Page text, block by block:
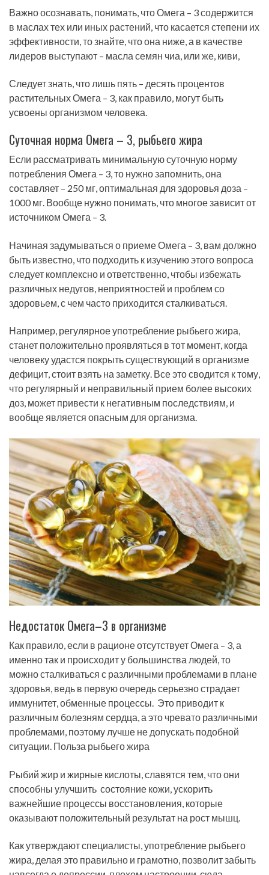
Важно осознавать, понимать, что Омега – 3 содержится
в маслах тех или иных растений, что касается степени их
эффективности, то знайте, что она ниже, а в качестве
лидеров выступают – масла семян чиа, или же, киви,
Следует знать, что лишь пять – десять процентов
растительных Омега – 3, как правило, могут быть
усвоены организмом человека.
Суточная норма Омега – 3, рыбьего жира
Если рассматривать минимальную суточную норму
потребления Омега – 3, то нужно запомнить, она
составляет – 250 мг, оптимальная для здоровья доза –
1000 мг. Вообще нужно понимать, что многое зависит от
источником Омега – 3.
Начиная задумываться о приеме Омега – 3, вам должно
быть известно, что подходить к изучению этого вопроса
следует комплексно и ответственно, чтобы избежать
различных недугов, неприятностей и проблем со
здоровьем, с чем часто приходится сталкиваться.
Например, регулярное употребление рыбьего жира,
станет положительно проявляться в тот момент, когда
человеку удастся покрыть существующий в организме
дефицит, стоит взять на заметку. Все это сводится к тому,
что регулярный и неправильный прием более высоких
доз, может привести к негативным последствиям, и
вообще является опасным для организма.
Недостаток Омега–3 в организме
Как правило, если в рационе отсутствует Омега – 3, а
именно так и происходит у большинства людей, то
можно сталкиваться с различными проблемами в плане
здоровья, ведь в первую очередь серьезно страдает
иммунитет, обменные процессы. Это приводит к
различным болезням сердца, а это чревато различными
проблемами, поэтому лучше не допускать подобной
ситуации. Польза рыбьего жира
Рыбий жир и жирные кислоты, славятся тем, что они
способны улучшить состояние кожи, ускорить
важнейшие процессы восстановления, которые
оказывают положительный результат на рост мышц.
Как утверждают специалисты, употребление рыбьего
жира, делая это правильно и грамотно, позволит забыть